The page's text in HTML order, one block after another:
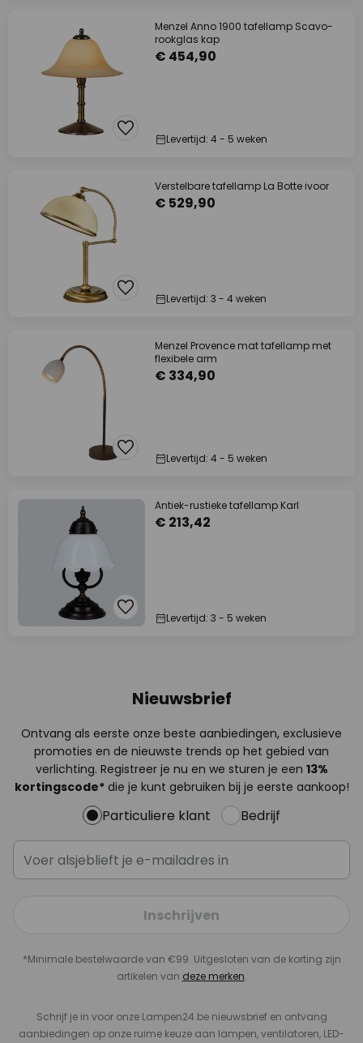
Menzel Anno 1900 tafellamp Scavo-
rookglas kap
€ 454,90
Levertijd: 4 - 5 weken
Verstelbare tafellamp La Botte ivoor
€ 529,90
Levertijd: 3 - 4 weken
Menzel Provence mat tafellamp met
flexibele arm
€ 334,90
Levertijd: 4 - 5 weken
Antiek-rustieke tafellamp Karl
€ 213,42
Levertijd: 3 - 5 weken
Nieuwsbrief
Ontvang als eerste onze beste aanbiedingen, exclusieve
promoties en de nieuwste trends op het gebied van
verlichting. Registreer je nu en we sturen je een 13%
kortingscode*die je kunt gebruiken bij je eerste aankoop!
Particuliere klant Bedrijf
Inschrijven
*Minimale bestelwaarde van €99. Uitgesloten van de korting zijn
artikelen van deze merken.
Schrijf je in voor onze Lampen24.be nieuwsbrief en ontvang
aanbiedingen op onze ruime keuze aan lampen, ventilatoren, LED-